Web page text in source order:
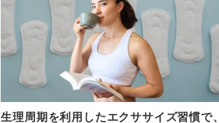
生理周期を利用したエクササイズ習慣で、